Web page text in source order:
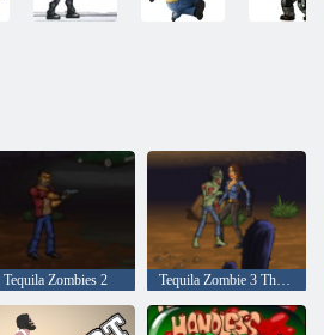
Tequila Zombies 2 Tequila Zombie 3 Thing mirt par